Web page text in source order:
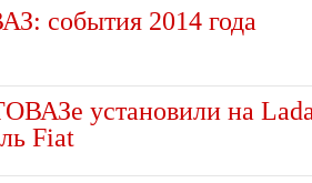
события 2014 года
установили на
Fiat